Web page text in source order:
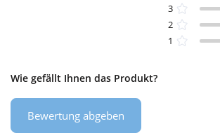
3
2
1
Wie gefällt Ihnen das Produkt?
Bewertung abgeben